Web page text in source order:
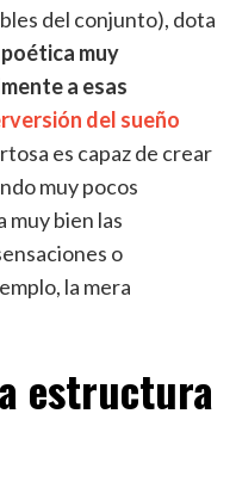
del conjunto), dota
muy
a esas
del sueño
es capaz de crear
muy pocos
muy bien las
o
la mera
estructura